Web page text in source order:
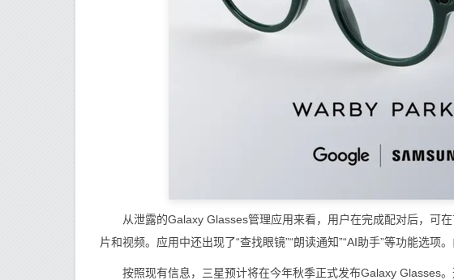
从泄露的Galaxy Glasses管理应用来看，用户在完成配对后，可在
片和视频。应用中还出现了“查找眼镜”“朗读通知”“AI助手”等功能选项
按照现有信息，三星预计将在今年秋季正式发布Galaxy Glasses。